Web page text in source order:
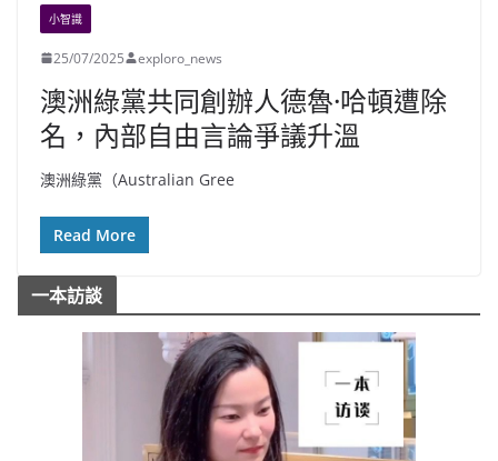
小智識
25/07/2025 exploro_news
澳洲綠黨共同創辦人德魯·哈頓遭除
名，內部自由言論爭議升溫
澳洲綠黨（Australian Gree
Read More
一本訪談